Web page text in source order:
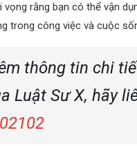
vọng rằng bạn có thể vận
trong công việc và cuộc
thông tin chi
Luật Sư X, hãy